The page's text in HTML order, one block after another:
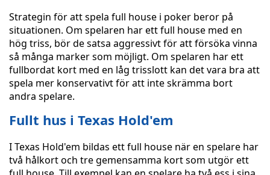
Strategin för att spela full house i poker beror på
situationen. Om spelaren har ett full house med en
hög triss, bör de satsa aggressivt för att försöka vinna
så många marker som möjligt. Om spelaren har ett
fullbordat kort med en låg trisslott kan det vara bra att
spela mer konservativt för att inte skrämma bort
andra spelare.
Fullt hus i Texas Hold'em
I Texas Hold'em bildas ett full house när en spelare har
två hålkort och tre gemensamma kort som utgör ett